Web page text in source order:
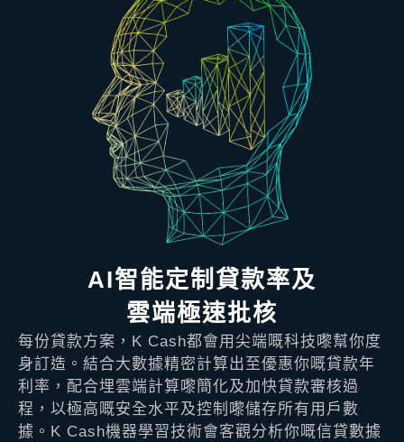
AI智能定制貸款率及
雲端極速批核
每份貸款方案，K Cash都會用尖端嘅科技嚟幫你度
身訂造。結合大數據精密計算出至優惠你嘅貸款年
利率，配合埋雲端計算嚟簡化及加快貸款審核過
程，以極高嘅安全水平及控制嚟儲存所有用戶數
據。K Cash機器學習技術會客觀分析你嘅信貸數據